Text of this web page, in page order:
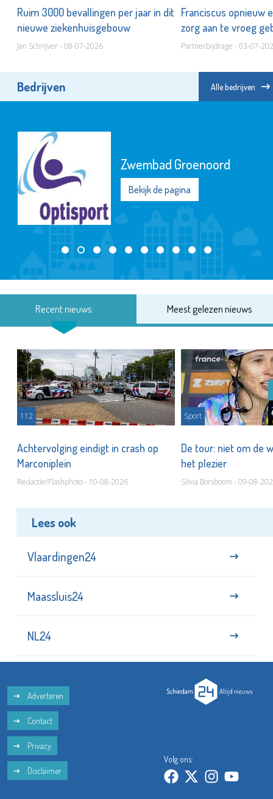
Ruim 3000 bevallingen per jaar in dit
nieuwe ziekenhuisgebouw
Jan Schrijver - 08-07-2026
Franciscus opnieuw
zorg aan te vroeg
Partnerbijdrage - 03-07-
Bedrijven Alle bedrijven
Zwembad Groenoord
Bekijk de pagina
Recent nieuws Meest gelezen nieuws
112
Achtervolging eindigt in crash op
Marconiplein
Redactie/Flashphoto - 10-08-2026
Sport
De tour: niet om de
het plezier
Silvia Borsboom - 09-08-
Lees ook
Vlaardingen24
Maassluis24
NL24
Adverteren
Contact
Privacy
Disclaimer
Volg ons: